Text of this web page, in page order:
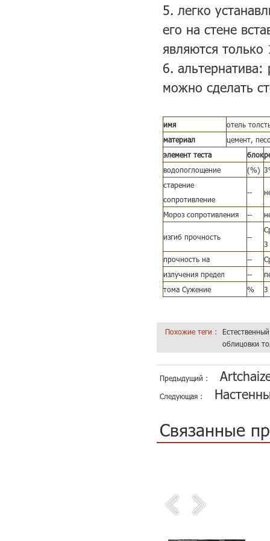
5. легко
его на стене
являются
6. альтернатива:
можно сделать
имя
отель
материал
цемент,
элемент теста
блок
водопоглощение
(%)
старение
сопротивление
--
Мороз сопротивления --
изгиб прочность --
3
прочность на
--
излучения предел
--
тома Сужение
% 3
Похожие теги :
облицовки
Предыдущий :
Следующая :
Связанные